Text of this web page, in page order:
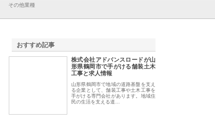
その他業種
おすすめ記事
株式会社アドバンスロードが山
形県鶴岡市で手がける舗装土木
工事と求人情報
山形県鶴岡市で地域の道路基盤を支え
る企業として、舗装工事や土木工事を
手がける専門会社があります。地域住
民の生活を支える道…